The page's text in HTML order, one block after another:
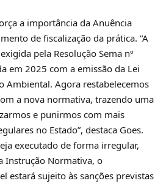
a importância da Anuência
de fiscalização da prática. “A
pela Resolução Sema nº
em 2025 com a emissão da Lei
Ambiental. Agora restabelecemos
a nova normativa, trazendo uma
e punirmos com mais
no Estado”, destaca Goes.
executado de forma irregular,
Instrução Normativa, o
estará sujeito às sanções previstas